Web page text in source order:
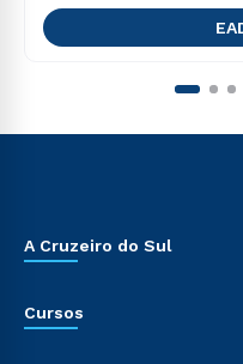
A Cruzeiro do Sul
Cursos